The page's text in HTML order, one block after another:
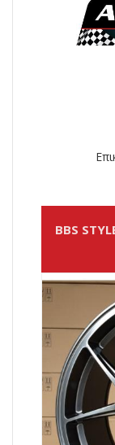
BBS